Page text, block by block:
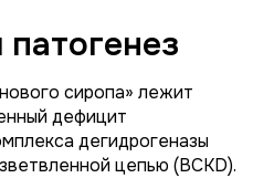
сиропа» лежит
дефицит
дегидрогеназы
цепью (BCKD).